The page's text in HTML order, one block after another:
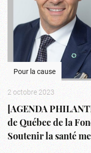
Pour la cause
2 octobre 2023
[AGENDA
de Québec de la
Soutenir la santé